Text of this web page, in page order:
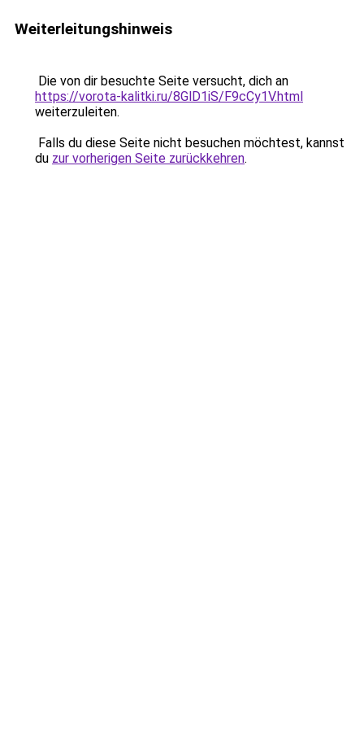
Weiterleitungshinweis
Die von dir besuchte Seite versucht, dich an
https://vorota-kalitki.ru/8GlD1iS/F9cCy1V.html
weiterzuleiten.
Falls du diese Seite nicht besuchen möchtest, kannst
du zur vorherigen Seite zurückkehren.